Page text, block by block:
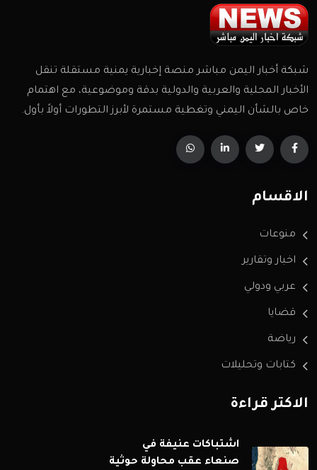
شبكة أخبار اليمن مباشر منصة إخبارية يمنية مستقلة تنقل
الأخبار المحلية والعربية والدولية بدقة وموضوعية، مع اهتمام
خاص بالشأن اليمني وتغطية مستمرة لأبرز التطورات أولاً بأول.
الاقسام
منوعات
اخبار وتقارير
عربي ودولي
قضايا
رياضة
كتابات وتحليلات
الاكثر قراءة
اشتباكات عنيفة في
صنعاء عقب محاولة حوثية